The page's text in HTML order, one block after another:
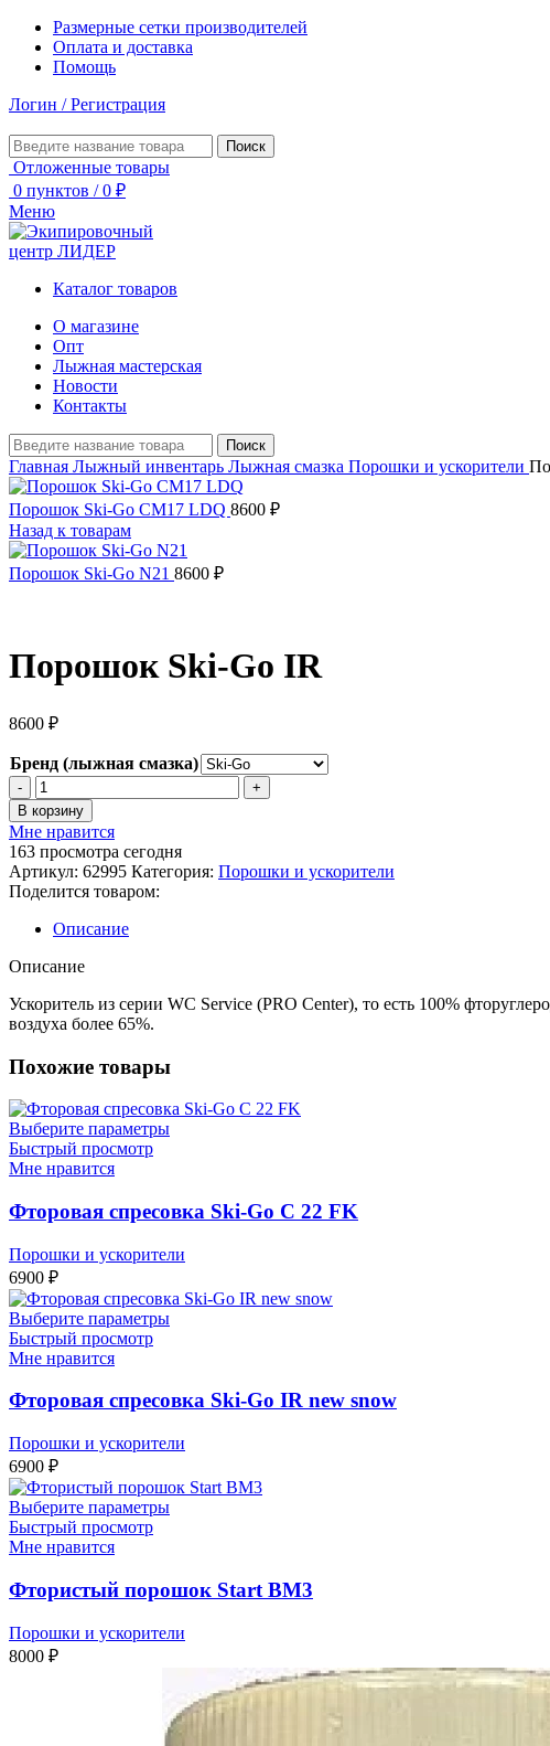
Размерные сетки производителей
Оплата и доставка
Помощь
Логин / Регистрация
Поиск
Отложенные товары
0 пунктов / 0 ₽
Меню
Каталог товаров
О магазине
Опт
Лыжная мастерская
Новости
Контакты
Поиск
Главная Лыжный инвентарь Лыжная смазка Порошки и ускорители
Порошок Ski-Go CM17 LDQ 8600 ₽
Назад к товарам
Порошок Ski-Go N21 8600 ₽
Порошок Ski-Go IR
8600 ₽
Бренд (лыжная смазка)
Количество
товара
Порошок
Ski-
Go
IR
В корзину
Мне нравится
163 просмотра сегодня
Артикул: 62995 Категория: Порошки и ускорители
Поделится товаром:
Описание
Описание
Ускоритель из серии WC Service (PRO Center), то есть 100%
воздуха более 65%.
Похожие товары
Выберите параметры
Быстрый просмотр
Мне нравится
Фторовая спресовка Ski-Go C 22 FK
Порошки и ускорители
6900 ₽
Выберите параметры
Быстрый просмотр
Мне нравится
Фторовая спресовка Ski-Go IR new snow
Порошки и ускорители
6900 ₽
Выберите параметры
Быстрый просмотр
Мне нравится
Фтористый порошок Start ВМ3
Порошки и ускорители
8000 ₽